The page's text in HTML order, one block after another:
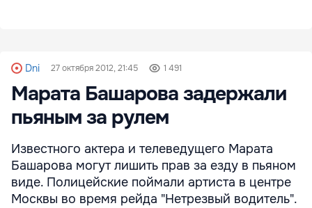
Dni 27 октября 2012, 21:45 1 491
Марата Башарова задержали
пьяным за рулем
Известного актера и телеведущего Марата
Башарова могут лишить прав за езду в пьяном
виде. Полицейские поймали артиста в центре
Москвы во время рейда "Нетрезвый водитель".